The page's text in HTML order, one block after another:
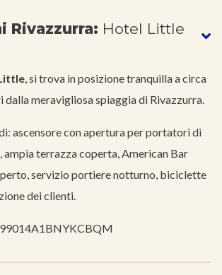
Rivazzurra: Hotel Little
, si trova in posizione tranquilla a circa
dalla meravigliosa spiaggia di Rivazzurra.
ascensore con apertura per portatori di
ampia terrazza coperta, American Bar
servizio portiere notturno, biciclette
dei clienti.